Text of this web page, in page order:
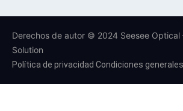
Derechos de autor © 2024 Seesee Optical
Solution
Política de privacidad Condiciones generales